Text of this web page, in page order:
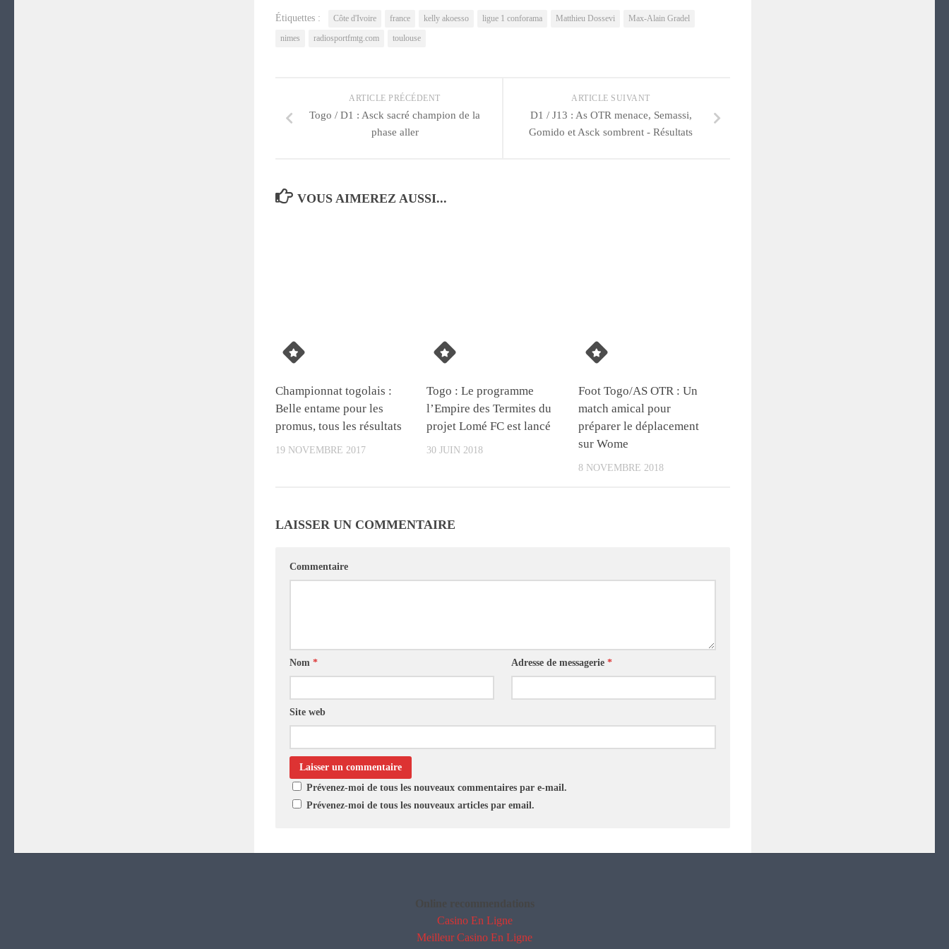
fenêtre)
Étiquettes : Côte d'Ivoire france kelly akoesso ligue 1 conforama Matthieu Dossevi
Max-Alain Gradel
nimes
radiosportfmtg.com toulouse
ARTICLE SUIVANT
D1 / J13 : As OTR menace, Semassi,
Gomido et Asck sombrent - Résultats
ARTICLE PRÉCÉDENT
Togo / D1 : Asck sacré champion de la
phase aller
VOUS AIMEREZ AUSSI...
Championnat togolais :
Belle entame pour les
promus, tous les résultats
19 NOVEMBRE 2017
Togo : Le programme
l’Empire des Termites du
projet Lomé FC est lancé
30 JUIN 2018
Foot Togo/AS OTR : Un
match amical pour
préparer le déplacement
sur Wome
8 NOVEMBRE 2018
LAISSER UN COMMENTAIRE
Commentaire
Nom * Adresse de messagerie*
Site web
Prévenez-moi de tous les nouveaux commentaires par e-mail.
Prévenez-moi de tous les nouveaux articles par email.
Online recommendations
Casino En Ligne
Meilleur Casino En Ligne